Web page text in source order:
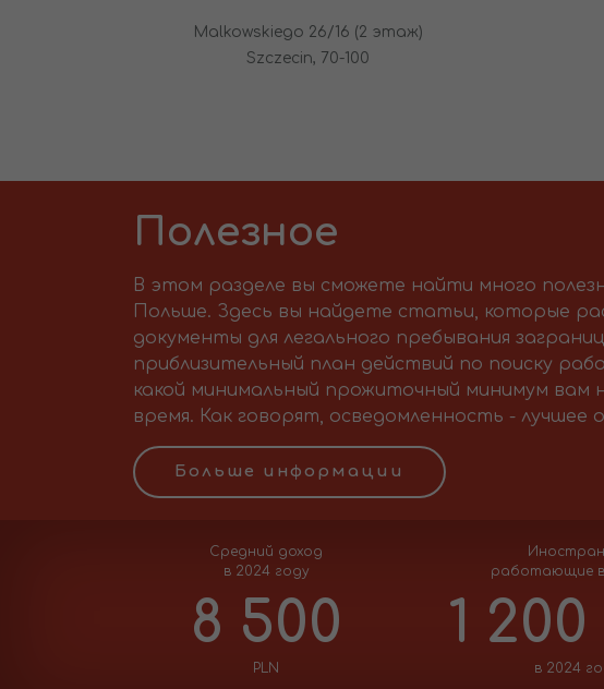
Malkowskiego 26/16 (2 этаж)
Szczecin, 70-100
Полезное
В этом разделе вы сможете найти много
Польше. Здесь вы найдете статьи, которые
документы для легального пребывания
приблизительный план действий по поиску
какой минимальный прожиточный минимум вам
время. Как говорят, осведомленность - лучшее
Больше информации
Средний доход
в 2024 году
8 500
PLN
работающие
1
в 2024